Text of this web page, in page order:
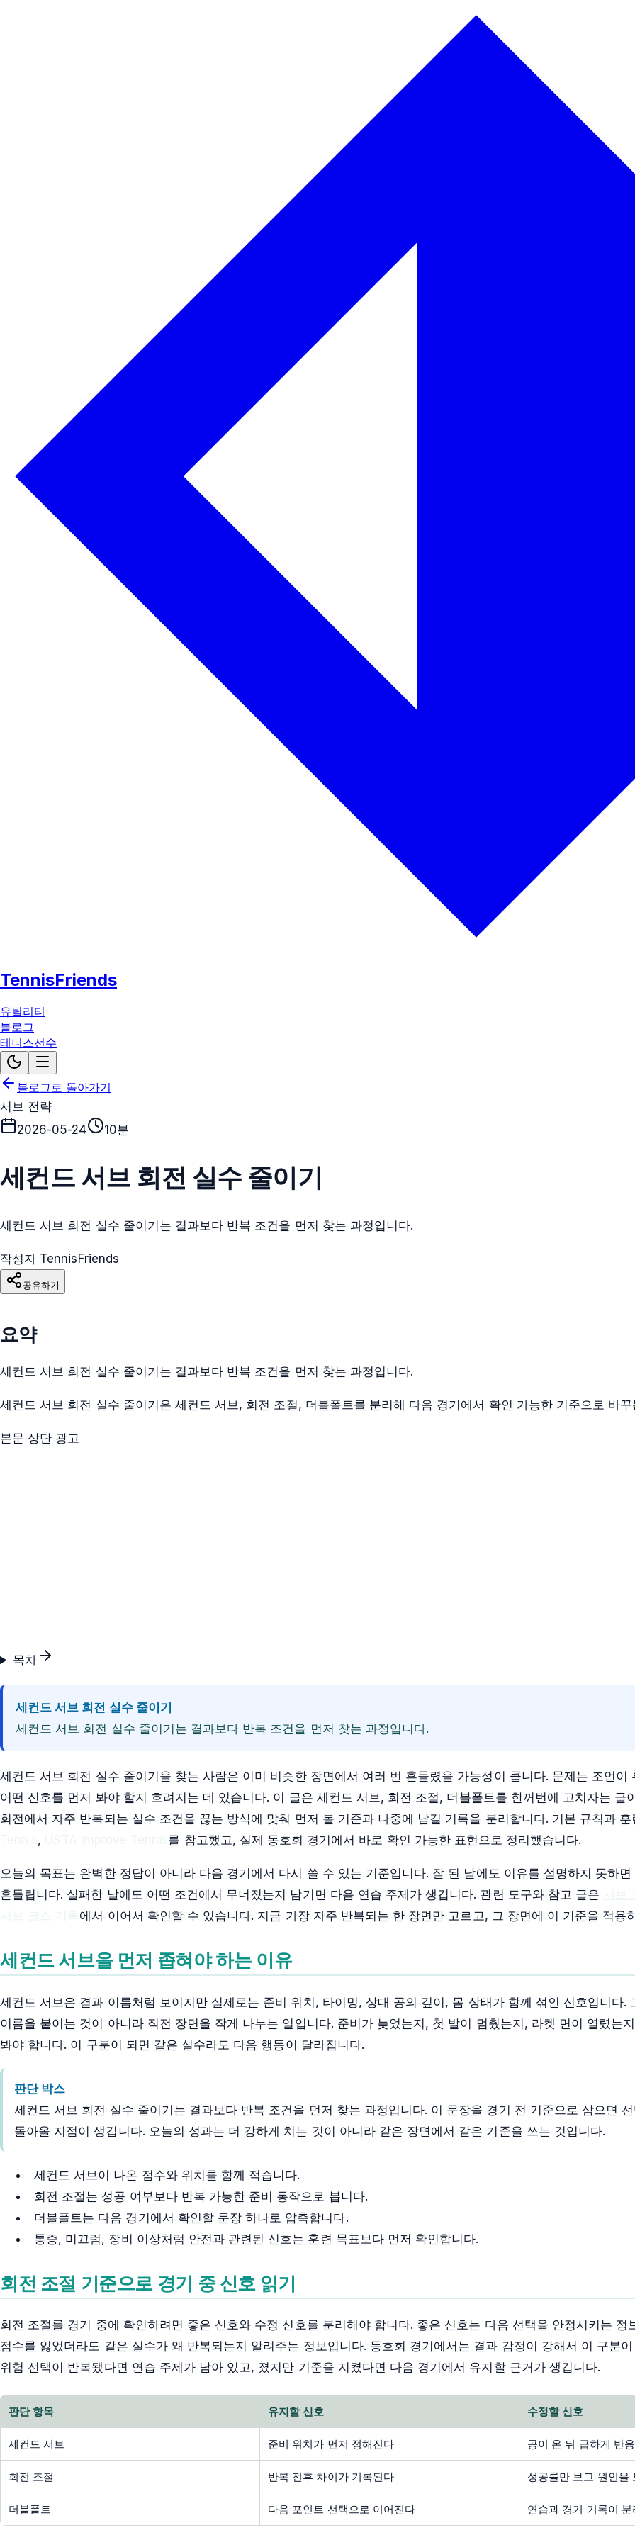
TennisFriends
유틸리티
블로그
테니스선수
블로그로 돌아가기
서브 전략
2026-05-24
10분
세컨드 서브 회전 실수 줄이기
세컨드 서브 회전 실수 줄이기는 결과보다 반복 조건을 먼저 찾는 과정입니다.
작성자 TennisFriends
공유하기
요약
세컨드 서브 회전 실수 줄이기는 결과보다 반복 조건을 먼저 찾는 과정입니다.
세컨드 서브 회전 실수 줄이기은 세컨드 서브, 회전 조절, 더블폴트를 분리해 다음 경기에서 확인 가능한 기준으로 바
본문 상단 광고
목차
세컨드 서브 회전 실수 줄이기
세컨드 서브 회전 실수 줄이기는 결과보다 반복 조건을 먼저 찾는 과정입니다.
세컨드 서브 회전 실수 줄이기을 찾는 사람은 이미 비슷한 장면에서 여러 번 흔들렸을 가능성이 큽니다. 문제는 조언이
어떤 신호를 먼저 봐야 할지 흐려지는 데 있습니다. 이 글은 세컨드 서브, 회전 조절, 더블폴트를 한꺼번에 고치자는 글
회전에서 자주 반복되는 실수 조건을 끊는 방식에 맞춰 먼저 볼 기준과 나중에 남길 기록을 분리합니다. 기본 규칙과 훈
, 를 참고했고, 실제 동호회 경기에서 바로 확인 가능한 표현으로 정리했습니다.
오늘의 목표는 완벽한 정답이 아니라 다음 경기에서 다시 쓸 수 있는 기준입니다. 잘 된 날에도 이유를 설명하지 못하면
흔들립니다. 실패한 날에도 어떤 조건에서 무너졌는지 남기면 다음 연습 주제가 생깁니다. 관련 도구와 참고 글은
에서 이어서 확인할 수 있습니다. 지금 가장 자주 반복되는 한 장면만 고르고, 그 장면에 이 기준을 적용
세컨드 서브을 먼저 좁혀야 하는 이유
세컨드 서브은 결과 이름처럼 보이지만 실제로는 준비 위치, 타이밍, 상대 공의 깊이, 몸 상태가 함께 섞인 신호입니다.
이름을 붙이는 것이 아니라 직전 장면을 작게 나누는 일입니다. 준비가 늦었는지, 첫 발이 멈췄는지, 라켓 면이 열렸는
봐야 합니다. 이 구분이 되면 같은 실수라도 다음 행동이 달라집니다.
판단 박스
세컨드 서브 회전 실수 줄이기는 결과보다 반복 조건을 먼저 찾는 과정입니다. 이 문장을 경기 전 기준으로 삼으면
돌아올 지점이 생깁니다. 오늘의 성과는 더 강하게 치는 것이 아니라 같은 장면에서 같은 기준을 쓰는 것입니다.
세컨드 서브이 나온 점수와 위치를 함께 적습니다.
회전 조절는 성공 여부보다 반복 가능한 준비 동작으로 봅니다.
더블폴트는 다음 경기에서 확인할 문장 하나로 압축합니다.
통증, 미끄럼, 장비 이상처럼 안전과 관련된 신호는 훈련 목표보다 먼저 확인합니다.
회전 조절 기준으로 경기 중 신호 읽기
회전 조절를 경기 중에 확인하려면 좋은 신호와 수정 신호를 분리해야 합니다. 좋은 신호는 다음 선택을 안정시키는 정
점수를 잃었더라도 같은 실수가 왜 반복되는지 알려주는 정보입니다. 동호회 경기에서는 결과 감정이 강해서 이 구분
위험 선택이 반복됐다면 연습 주제가 남아 있고, 졌지만 기준을 지켰다면 다음 경기에서 유지할 근거가 생깁니다.
판단 항목 유지할 신호 수정할 신호
세컨드 서브 준비 위치가 먼저 정해진다 공이 온 뒤 급하게 반
회전 조절 반복 전후 차이가 기록된다 성공률만 보고 원인을
더블폴트 다음 포인트 선택으로 이어진다 연습과 경기 기록이